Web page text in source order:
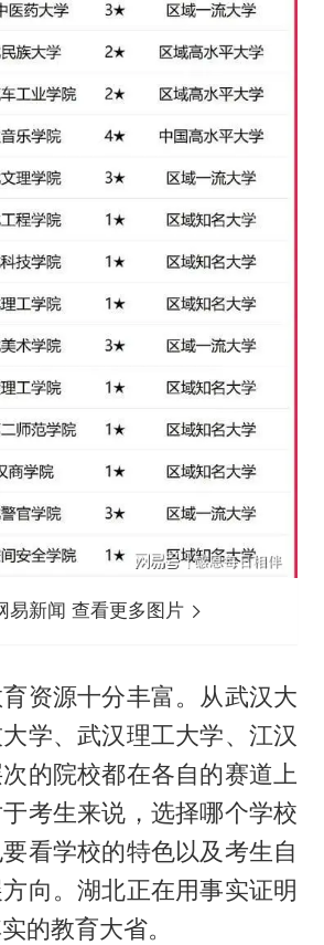
易新闻 查看更多图片
资源十分丰富。从武汉大
学、武汉理工大学、江汉
的院校都在各自的赛道上
考生来说，选择哪个学校
看学校的特色以及考生自
向。湖北正在用事实证明
的教育大省。